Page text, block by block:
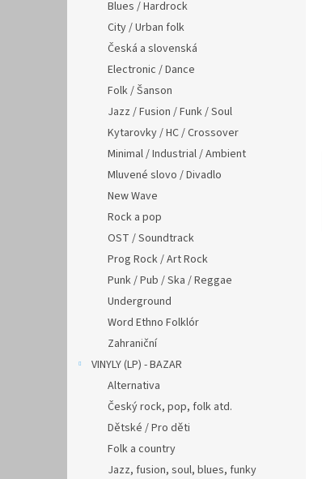
Blues / Hardrock
City / Urban folk
Česká a slovenská
Electronic / Dance
Folk / Šanson
Jazz / Fusion / Funk / Soul
Kytarovky / HC / Crossover
Minimal / Industrial / Ambient
Mluvené slovo / Divadlo
New Wave
Rock a pop
OST / Soundtrack
Prog Rock / Art Rock
Punk / Pub / Ska / Reggae
Underground
Word Ethno Folklór
Zahraniční
VINYLY (LP) - BAZAR
Alternativa
Český rock, pop, folk atd.
Dětské / Pro děti
Folk a country
Jazz, fusion, soul, blues, funky